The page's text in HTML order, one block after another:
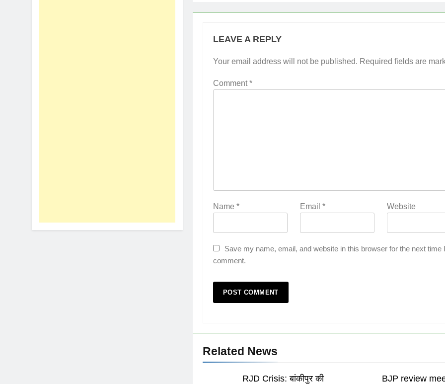
LEAVE A REPLY
Your email address will not be published. Required fields are
Comment*
Name * Email * Website
Save my name, email, and website in this browser for the next time I
comment.
Related News
RJD Crisis: बांकीपुर की
BJP review